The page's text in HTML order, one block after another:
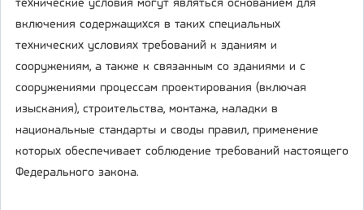
технические условия могут являться основанием для
включения содержащихся в таких специальных
технических условиях требований к зданиям и
сооружениям, а также к связанным со зданиями и с
сооружениями процессам проектирования (включая
изыскания), строительства, монтажа, наладки в
национальные стандарты и своды правил, применение
которых обеспечивает соблюдение требований настоящего
Федерального закона.